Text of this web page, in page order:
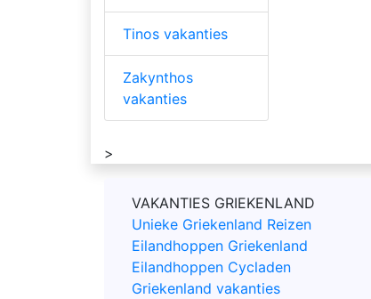
Tinos vakanties
Zakynthos
vakanties
>
VAKANTIES GRIEKENLAND
Unieke Griekenland Reizen
Eilandhoppen Griekenland
Eilandhoppen Cycladen
Griekenland vakanties